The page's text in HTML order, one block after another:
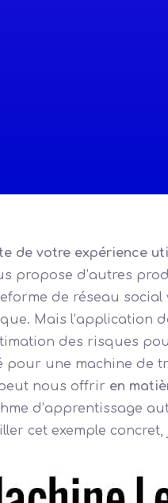
de votre expérience
propose d’autres
de réseau
Mais l’application
des risques
pour une machine
nous offrir en
d’apprentissage
cet exemple